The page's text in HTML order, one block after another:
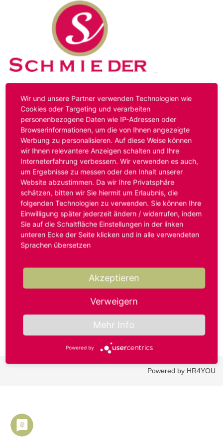
Kontakt Impressum Datenschutz
Hinweis:Das von ihnen aufgerufene Stellenangebot ist
bereits ausgelaufen. Alternative Stellenanzeigen finden
Sie unter:
www.schmieder-personal.de/stellenangebote
Oder Sie bewerben sich
initiativund wir suchen für Sie
passende Stellenangebote.
Anmelden
Benutzername oder E-Mail-Adresse*
Passwort*
Powered by HR4YOU
Wir und unsere Partner verwenden Technologien wie
Cookies oder Targeting und verarbeiten
personenbezogene Daten wie IP-Adressen oder
Browserinformationen, um die von Ihnen angezeigte
Werbung zu personalisieren. Auf diese Weise können
wir Ihnen relevantere Anzeigen schalten und Ihre
Interneterfahrung verbessern. Wir verwenden es auch,
um Ergebnisse zu messen oder den Inhalt unserer
Website abzustimmen. Da wir Ihre Privatsphäre
schätzen, bitten wir Sie hiermit um Erlaubnis, die
folgenden Technologien zu verwenden. Sie können Ihre
Einwilligung später jederzeit ändern / widerrufen, indem
Sie auf die Schaltfläche Einstellungen in der linken
unteren Ecke der Seite klicken und in alle verwendeten
Sprachen übersetzen
Akzeptieren
Verweigern
Mehr Info
Powered by